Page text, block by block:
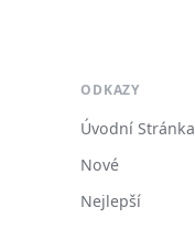
ODKAZY
Úvodní Stránka
Nové
Nejlepší